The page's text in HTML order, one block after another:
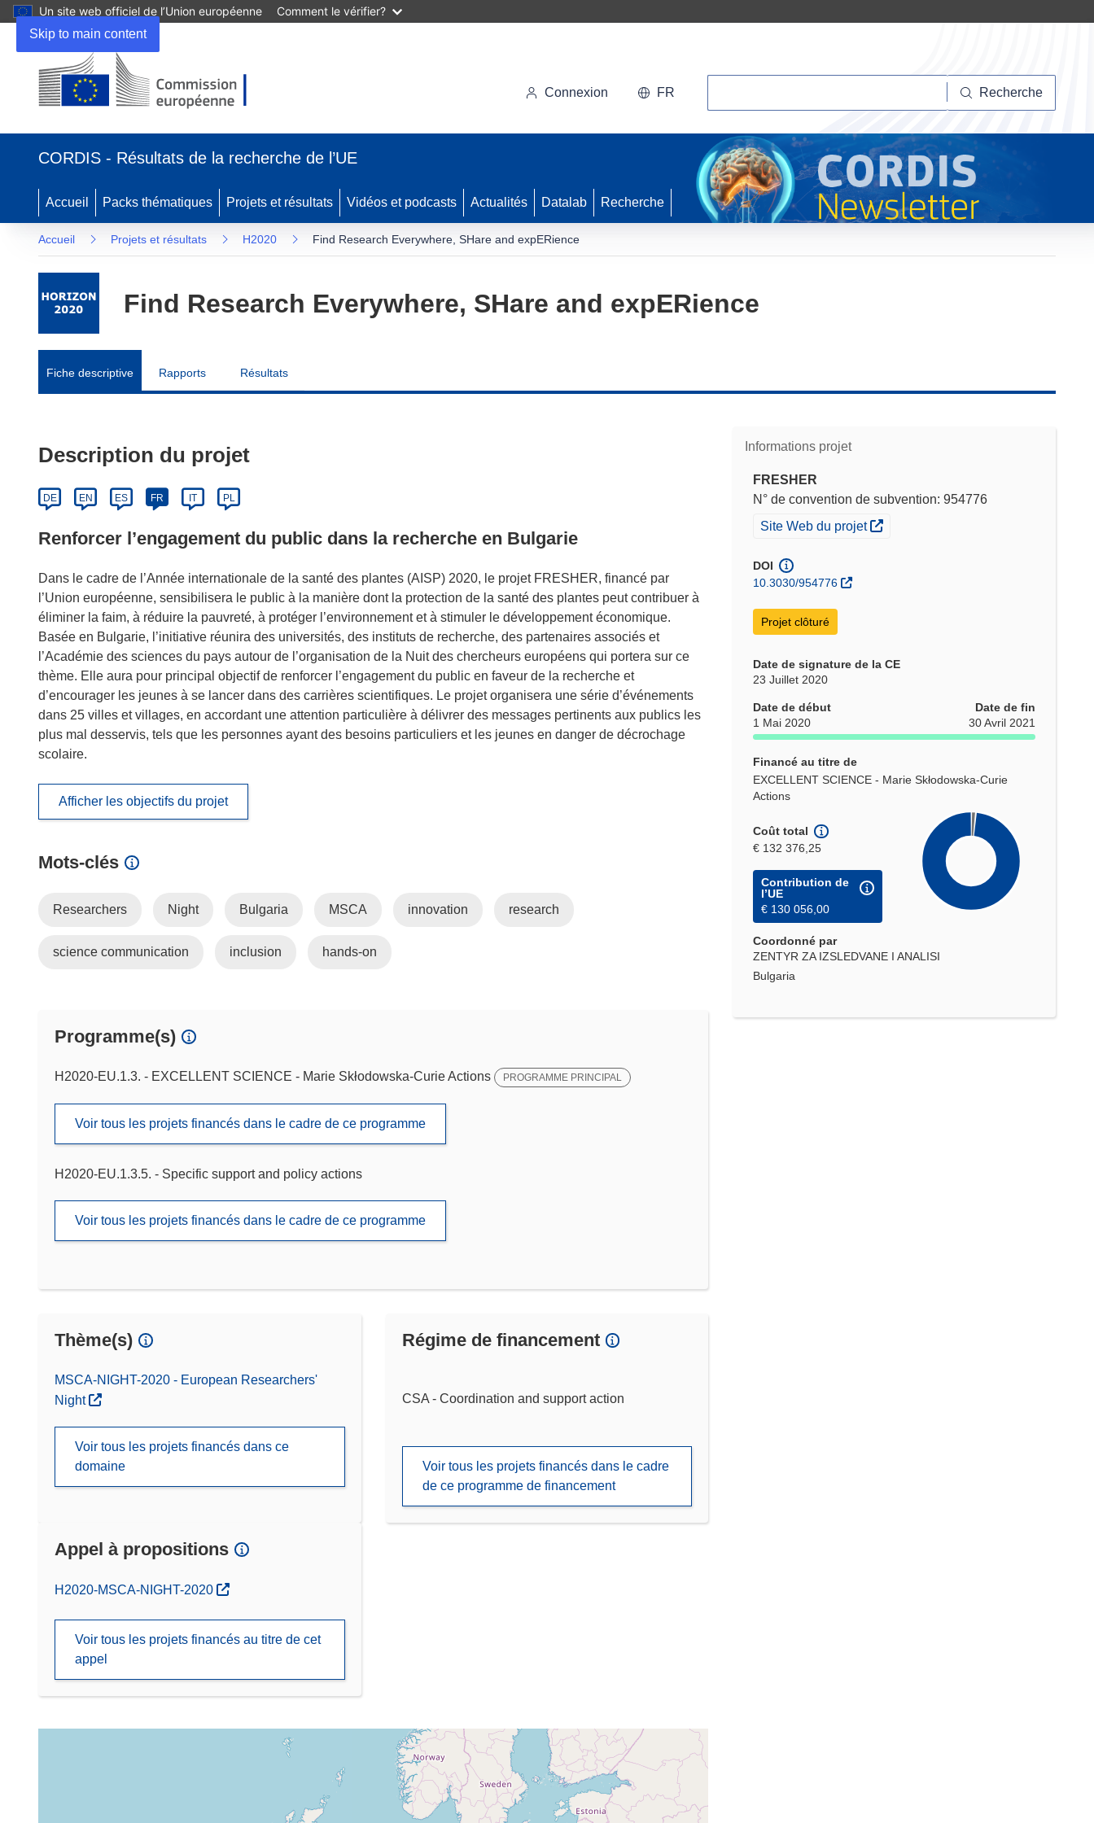
Skip to main content
Un site web officiel de l’Union européenne Comment le vérifier?
Connexion FR Recherche
CORDIS - Résultats de la recherche de l’UE
Accueil Packs thématiques Projets et résultats Vidéos et podcasts Actualités Datalab Recherche
Accueil Projets et résultats H2020 Find Research Everywhere, SHare and expERience
Find Research Everywhere, SHare and expERience
Fiche descriptive Rapports Résultats
Informations projet
FRESHER
N° de convention de subvention: 954776
(s’ouvre dans une nouvelle fenêtre)
Site Web du projet
DOI
10.3030/954776
Projet clôturé
Date de signature de la CE
23 Juillet 2020
Date de début
1 Mai 2020
Date de fin
30 Avril 2021
Financé au titre de
EXCELLENT SCIENCE - Marie Skłodowska-Curie
Actions
Coût total
€ 132 376,25
Contribution de
l’UE
€ 130 056,00
Coordonné par
ZENTYR ZA IZSLEDVANE I ANALISI
Bulgaria
Description du projet
DE EN ES FR IT PL
Renforcer l’engagement du public dans la recherche en Bulgarie
Dans le cadre de l’Année internationale de la santé des plantes (AISP) 2020, le projet FRESHER, financé par
l’Union européenne, sensibilisera le public à la manière dont la protection de la santé des plantes peut contribuer à
éliminer la faim, à réduire la pauvreté, à protéger l’environnement et à stimuler le développement économique.
Basée en Bulgarie, l’initiative réunira des universités, des instituts de recherche, des partenaires associés et
l’Académie des sciences du pays autour de l’organisation de la Nuit des chercheurs européens qui portera sur ce
thème. Elle aura pour principal objectif de renforcer l’engagement du public en faveur de la recherche et
d’encourager les jeunes à se lancer dans des carrières scientifiques. Le projet organisera une série d’événements
dans 25 villes et villages, en accordant une attention particulière à délivrer des messages pertinents aux publics les
plus mal desservis, tels que les personnes ayant des besoins particuliers et les jeunes en danger de décrochage
scolaire.
Afficher les objectifs du projet
Mots‑clés
Researchers Night Bulgaria MSCA innovation research
science communication inclusion hands-on
Programme(s)
H2020-EU.1.3. - EXCELLENT SCIENCE - Marie Skłodowska-Curie Actions PROGRAMME PRINCIPAL
Voir tous les projets financés dans le cadre de ce programme
H2020-EU.1.3.5. - Specific support and policy actions
Voir tous les projets financés dans le cadre de ce programme
Thème(s)
MSCA-NIGHT-2020 - European Researchers'
Night
Voir tous les projets financés dans ce
domaine
Régime de financement
CSA - Coordination and support action
Voir tous les projets financés dans le cadre
de ce programme de financement
Appel à propositions
(s’ouvre dans une nouvelle fenêtre)
H2020-MSCA-NIGHT-2020
Voir tous les projets financés au titre de cet
appel